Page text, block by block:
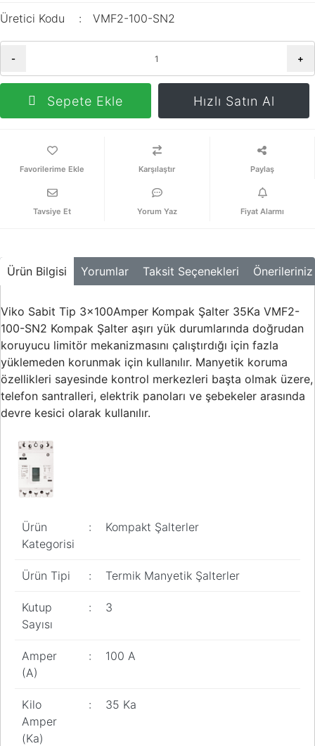
Üretici Kodu VMF2-100-SN2
- +
Sepete Ekle Hızlı Satın Al
Karşılaştır Paylaş
Tavsiye Et Yorum Yaz Fiyat Alarmı
Ürün Bilgisi Yorumlar Taksit Seçenekleri Önerileriniz
Viko Sabit Tip 3x100Amper Kompak Şalter 35Ka VMF2-
100-SN2 Kompak Şalter aşırı yük durumlarında doğrudan
koruyucu limitör mekanizmasını çalıştırdığı için fazla
yüklemeden korunmak için kullanılır. Manyetik koruma
özellikleri sayesinde kontrol merkezleri başta olmak üzere,
telefon santralleri, elektrik panoları ve şebekeler arasında
devre kesici olarak kullanılır.
Ürün
Kategorisi
: Kompakt Şalterler
Ürün Tipi : Termik Manyetik Şalterler
Kutup
Sayısı
: 3
Amper
(A)
: 100 A
Kilo
Amper
(Ka)
: 35 Ka